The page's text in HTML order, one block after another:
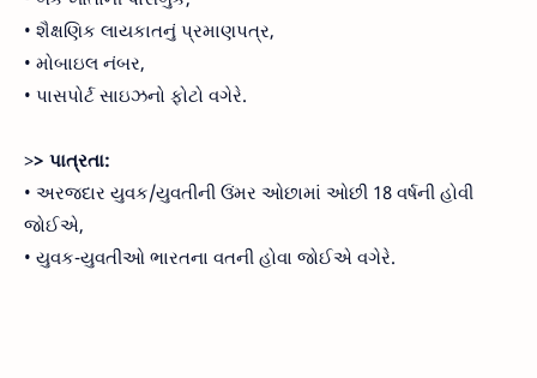
• શૈક્ષણિક લાયકાતનું પ્રમાણપત્ર,
• મોબાઇલ નંબર,
• પાસપોર્ટ સાઇઝનો ફોટો વગેરે.
>> પાત્રતા:
• અરજદાર યુવક/યુવતીની ઉંમર ઓછામાં ઓછી 18 વર્ષની હોવી
જોઈએ,
• યુવક-યુવતીઓ ભારતના વતની હોવા જોઈએ વગેરે.